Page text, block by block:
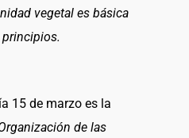
vegetal es básica
15 de marzo es la
de las